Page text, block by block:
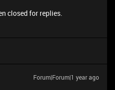
closed for replies.
Forum|Forum|1 year ago